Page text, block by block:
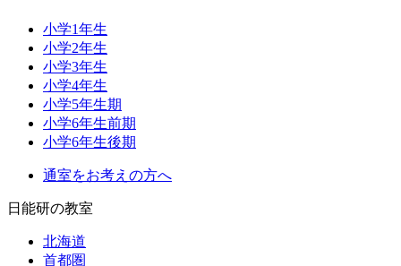
小学1年生
小学2年生
小学3年生
小学4年生
小学5年生期
小学6年生前期
小学6年生後期
通室をお考えの方へ
日能研の教室
北海道
首都圏